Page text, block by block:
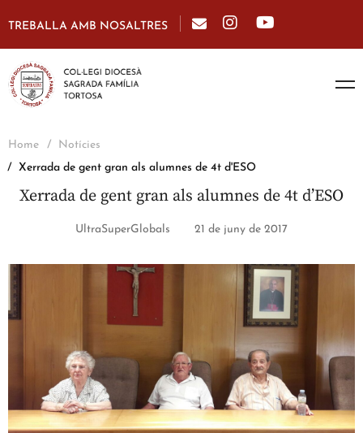
TREBALLA AMB NOSALTRES
Home
Notícies
Xerrada de gent gran als alumnes de 4t d'ESO
Xerrada de gent gran als alumnes de 4t d’ESO
UltraSuperGlobals 21 de juny de 2017